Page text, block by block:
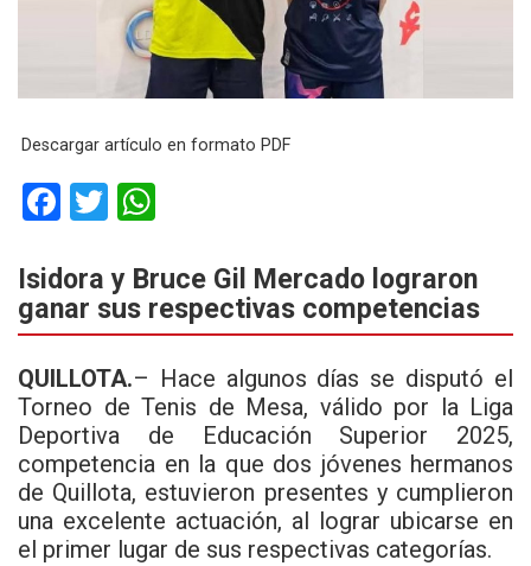
Descargar artículo en formato PDF
F
ce
b
o
k
T
tt
er
at
s
p
p
Isidora y Bruce Gil Mercado lograron
ganar sus respectivas competencias
QUILLOTA.– Hace algunos días se disputó el
Torneo de Tenis de Mesa, válido por la Liga
Deportiva de Educación Superior 2025,
competencia en la que dos jóvenes hermanos
de Quillota, estuvieron presentes y cumplieron
una excelente actuación, al lograr ubicarse en
el primer lugar de sus respectivas categorías.